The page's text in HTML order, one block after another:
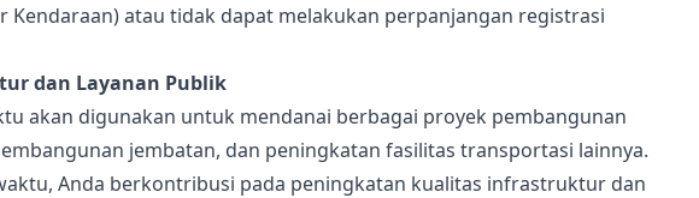
Kendaraan) atau tidak dapat melakukan perpanjangan registrasi
dan Layanan Publik
akan digunakan untuk mendanai berbagai proyek pembangunan
jembatan, dan peningkatan fasilitas transportasi lainnya.
Anda berkontribusi pada peningkatan kualitas infrastruktur dan